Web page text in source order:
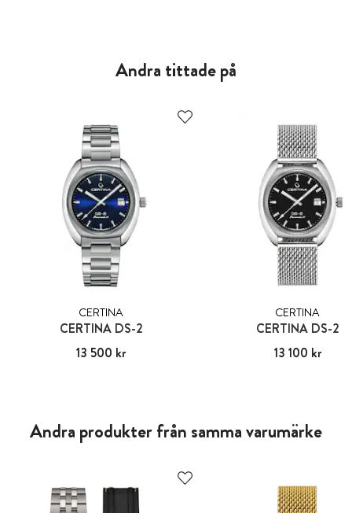
Andra tittade på
CERTINA
CERTINA DS-2
Pris: 13 500 kr
13 500 kr
CERTINA
CERTINA DS-2
Pris: 13 100 kr
13 100 kr
Andra produkter från samma varumärke